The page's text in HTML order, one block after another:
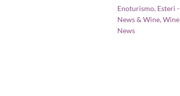
Enoturismo, Esteri -
News & Wine,Wine
News